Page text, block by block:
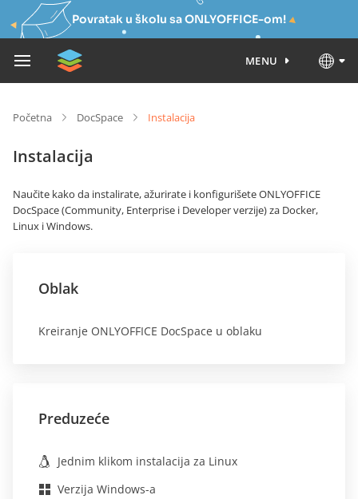
Povratak u školu sa ONLYOFFICE-om!
MENU
Početna DocSpace Instalacija
Instalacija
Naučite kako da instalirate, ažurirate i konfigurišete ONLYOFFICE
DocSpace (Community, Enterprise i Developer verzije) za Docker,
Linux i Windows.
Oblak
Kreiranje ONLYOFFICE DocSpace u oblaku
Preduzeće
Jednim klikom instalacija za Linux
Verzija Windows-a